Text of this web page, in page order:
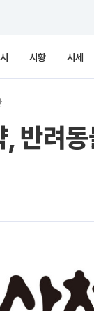
시황 시세
, 반려